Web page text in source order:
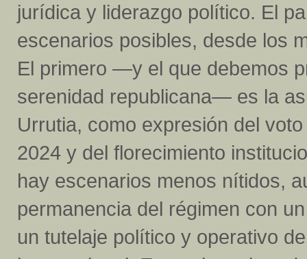
jurídica y liderazgo político. El
escenarios posibles, desde los
El primero —y el que debemos
serenidad republicana— es la
Urrutia, como expresión del
2024 y del florecimiento
hay escenarios menos nítidos,
permanencia del régimen con
un tutelaje político y operativo